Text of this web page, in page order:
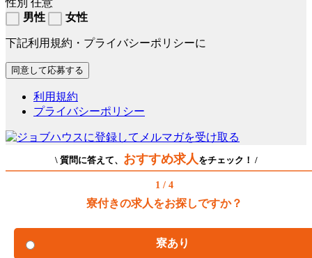
性別 任意
男性
女性
下記利用規約・プライバシーポリシーに
利用規約
プライバシーポリシー
\ 質問に答えて、 おすすめ求人をチェック！ /
1 / 4
寮付きの求人をお探しですか？
寮あり